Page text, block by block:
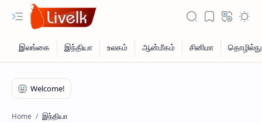
Home இந்தியா